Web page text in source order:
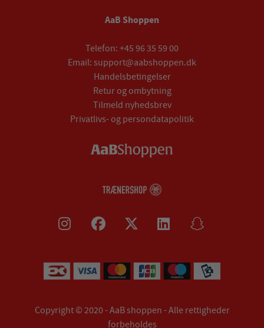
AaB Shoppen
Telefon: +45 96 35 59 00
Email: support@aabshoppen.dk
Handelsbetingelser
Retur og ombytning
Tilmeld nyhedsbrev
Privatlivs- og persondatapolitik
Copyright © 2020 - AaB shoppen - Alle rettigheder
forbeholdes